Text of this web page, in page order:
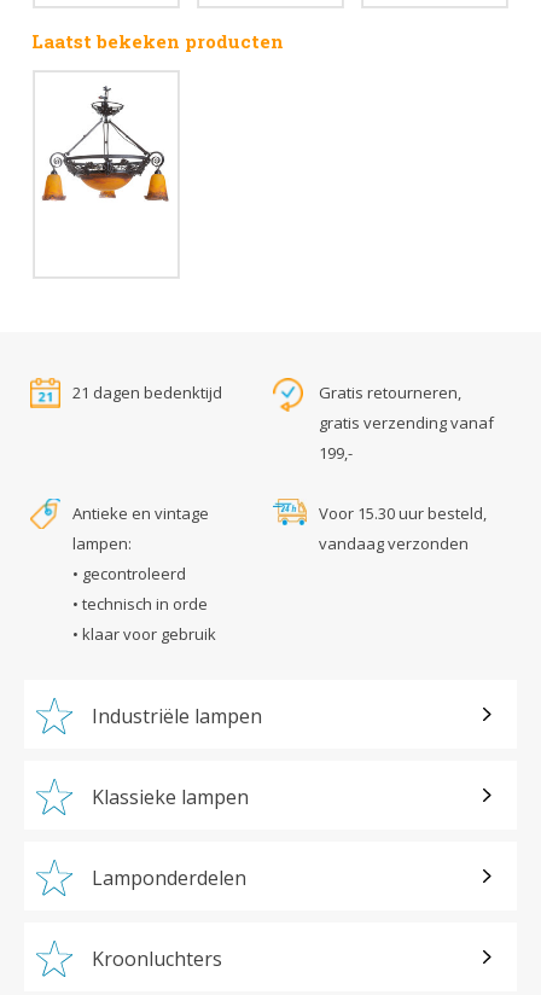
Laatst bekeken producten
21 dagen bedenktijd
Gratis retourneren,
gratis verzending vanaf
199,-
Antieke en vintage
lampen:
• gecontroleerd
• technisch in orde
• klaar voor gebruik
Voor 15.30 uur besteld,
vandaag verzonden
Industriële lampen
Klassieke lampen
Lamponderdelen
Kroonluchters